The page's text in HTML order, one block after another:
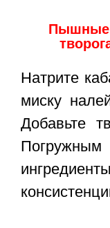
Пышные
Натрите
миску
Добавьте